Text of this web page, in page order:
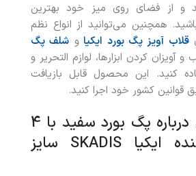
و از فضای روی میز خود بهترین
همچنین می‌توانید از انواع نظم
قلاب آویز پگ بورد ایکیا و شلف پگ
آویزان کردن ابزارها، لوازم التحریر و
کنید. این محصول قابل بازیافت
قوانین کشور خود اجرا کنید.
نکات تکمیلی درباره پگ بورد سفید با 4
عدد نظم‌دهنده ایکیا SKADIS سایز